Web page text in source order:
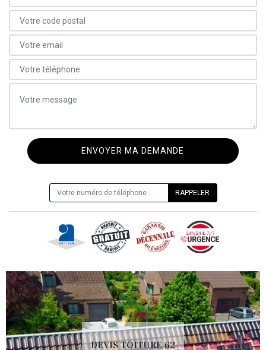
DEVIS TOITURE 62